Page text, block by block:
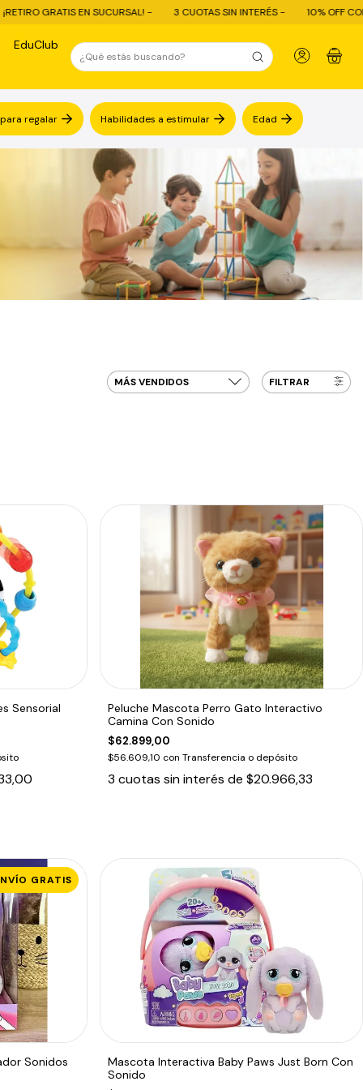
- 3 CUOTAS SIN INTERÉS - 10% OFF CON TRANSFERENCIA - ENVÍO
EduClub
0
regalar Habilidades a estimular Edad
FILTRAR
Sensorial
Peluche Mascota Perro Gato Interactivo
Camina Con Sonido
$62.899,00
$56.609,10 con Transferencia o depósito
3 cuotas sin interés de$20.966,33
GRATIS
Sonidos
Mascota Interactiva Baby Paws Just Born Con
Sonido